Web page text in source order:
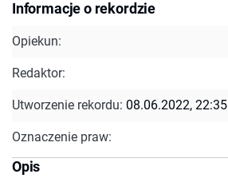
Informacje o rekordzie
Opiekun:
Redaktor:
Utworzenie rekordu: 08.06.2022, 22:35
Oznaczenie praw:
Opis